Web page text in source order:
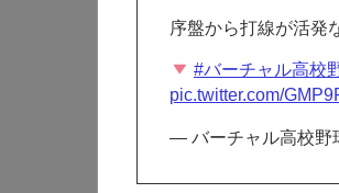
序盤から打線が活発
#バーチャル高校
pic.twitter.com/
— バーチャル高校野